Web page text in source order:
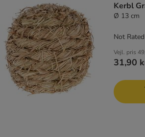
Kerbl
Ø 13 cm
Vejl. pris
31,90
Not Rated